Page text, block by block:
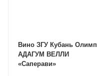
Вино ЗГУ Кубань Олимп
АДАГУМ ВЕЛЛИ
«Саперави»